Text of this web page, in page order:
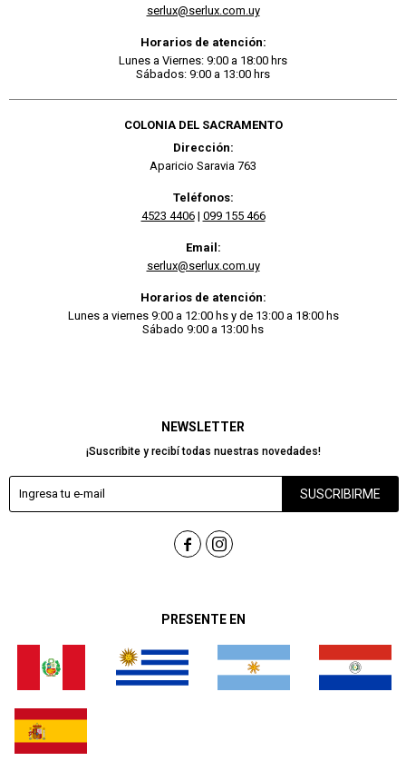
PRESENTE EN
NEWSLETTER
¡Suscribite y recibí todas nuestras novedades!
SUSCRIBIRME
 
serlux@serlux.com.uy
Horarios de atención:
Lunes a Viernes: 9:00 a 18:00 hrs
Sábados: 9:00 a 13:00 hrs
COLONIA DEL SACRAMENTO
Dirección:
Aparicio Saravia 763
Teléfonos:
4523 4406| 099 155 466
Email:
serlux@serlux.com.uy
Horarios de atención:
Lunes a viernes 9:00 a 12:00 hs y de 13:00 a 18:00 hs
Sábado 9:00 a 13:00 hs